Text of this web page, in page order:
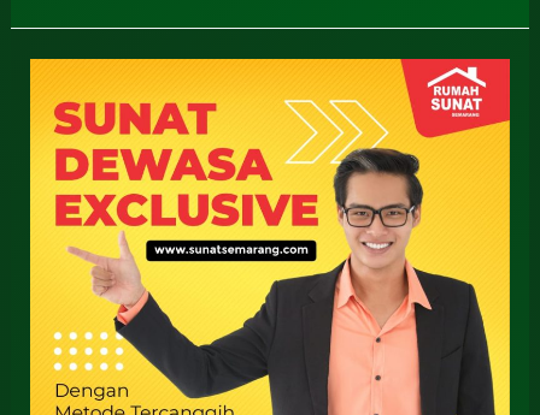
Dewasa
Terbaik
Sidoarjo
0812-
3262-